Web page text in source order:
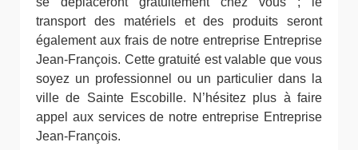
transport des matériels et des produits seront
également aux frais de notre entreprise Entreprise
Jean-François. Cette gratuité est valable que vous
soyez un professionnel ou un particulier dans la
ville de Sainte Escobille. N’hésitez plus à faire
appel aux services de notre entreprise Entreprise
Jean-François.